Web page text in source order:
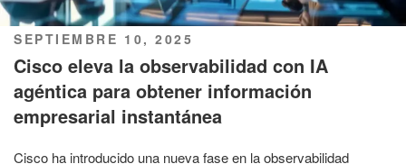
PUBLICADO
EL
SEPTIEMBRE 10, 2025
Cisco eleva la observabilidad con IA
agéntica para obtener información
empresarial instantánea
Cisco ha introducido una nueva fase en la observabilidad